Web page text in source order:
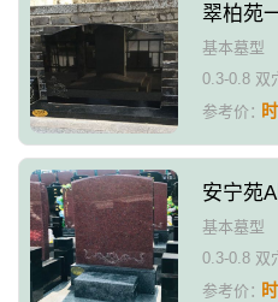
翠柏苑
基本墓型
0.3-0.8 双
参考价：
安宁苑
基本墓型
0.3-0.8 双
参考价：